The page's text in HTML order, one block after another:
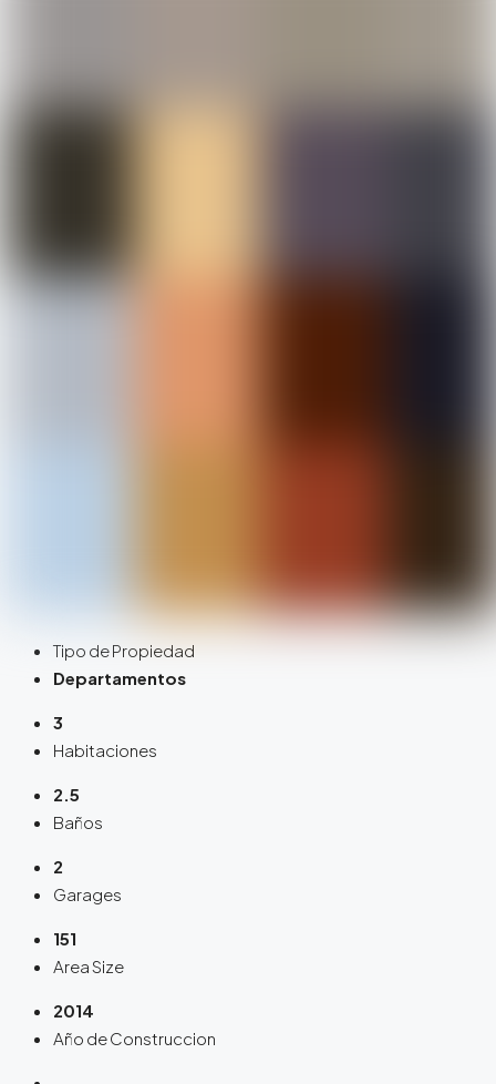
Tipo de Propiedad
Departamentos
3
Habitaciones
2.5
Baños
2
Garages
151
Area Size
2014
Año de Construccion